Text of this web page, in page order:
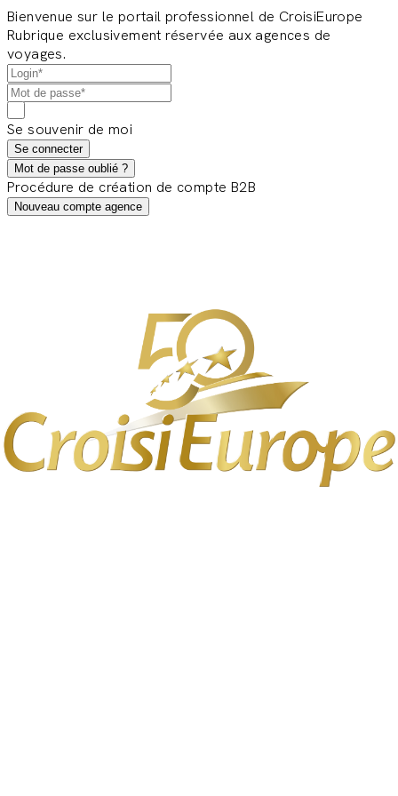
Bienvenue sur le portail professionnel de CroisiEurope
Rubrique exclusivement réservée aux agences de
voyages.
Se souvenir de moi
Se connecter
Mot de passe oublié ?
Procédure de création de compte B2B
Nouveau compte agence